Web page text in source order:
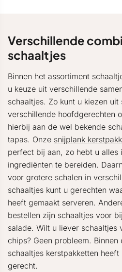
Verschillende
schaaltjes
Binnen het assortiment
u keuze uit verschillende
schaaltjes. Zo kunt u kiezen uit
verschillende hoofdgerechten
hierbij aan de wel bekende
tapas. Onze snijplank
perfect bij aan, zo hebt u alles
ingrediënten te bereiden.
voor grotere schalen in
schaaltjes kunt u gerechten
heeft gemaakt serveren.
bestellen zijn schaaltjes voor
salade. Wilt u liever schaaltjes
chips? Geen probleem.
schaaltjes kerstpakketten
gerecht.